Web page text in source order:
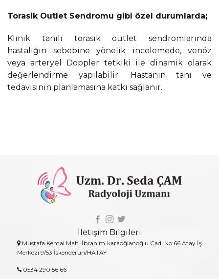
Torasik Outlet Sendromu gibi özel durumlarda;
Klinik tanılı torasik outlet sendromlarında
hastalığın sebebine yönelik incelemede, venöz
veya arteryel Doppler tetkiki ile dinamik olarak
değerlendirme yapılabilir. Hastanın tanı ve
tedavisinin planlamasına katkı sağlanır.
İletişim Bilgileri
Mustafa Kemal Mah. İbrahim karaoğlanoğlu Cad. No:66 Atay İş
Merkezi 9/53 İskenderun/HATAY
0534 290 56 66